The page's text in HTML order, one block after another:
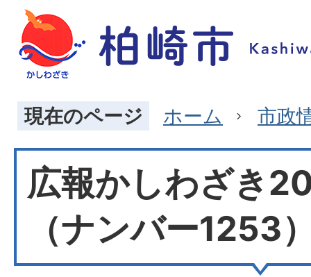
現在のページ ホーム 市政
広報かしわざき
（ナンバー1253